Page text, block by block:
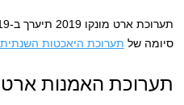
סיומה של תערוכת היאכטות השנתית.
תערוכת האמנות ארט